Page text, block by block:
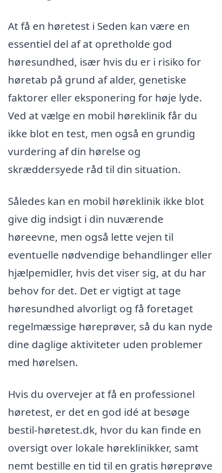
At få en høretest i Seden kan være en
essentiel del af at opretholde god
høresundhed, især hvis du er i risiko for
høretab på grund af alder, genetiske
faktorer eller eksponering for høje lyde.
Ved at vælge en mobil høreklinik får du
ikke blot en test, men også en grundig
vurdering af din hørelse og
skræddersyede råd til din situation.
Således kan en mobil høreklinik ikke blot
give dig indsigt i din nuværende
høreevne, men også lette vejen til
eventuelle nødvendige behandlinger eller
hjælpemidler, hvis det viser sig, at du har
behov for det. Det er vigtigt at tage
høresundhed alvorligt og få foretaget
regelmæssige høreprøver, så du kan nyde
dine daglige aktiviteter uden problemer
med hørelsen.
Hvis du overvejer at få en professionel
høretest, er det en god idé at besøge
bestil-høretest.dk, hvor du kan finde en
oversigt over lokale høreklinikker, samt
nemt bestille en tid til en gratis høreprøve